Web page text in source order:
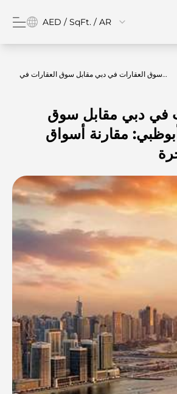
AED / SqFt. / AR
سوق العقارات في دبي مقابل سوق العقارات في
في دبي مقابل سوق
مقارنة أسواق